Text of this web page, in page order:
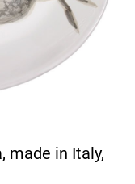
made in Italy,